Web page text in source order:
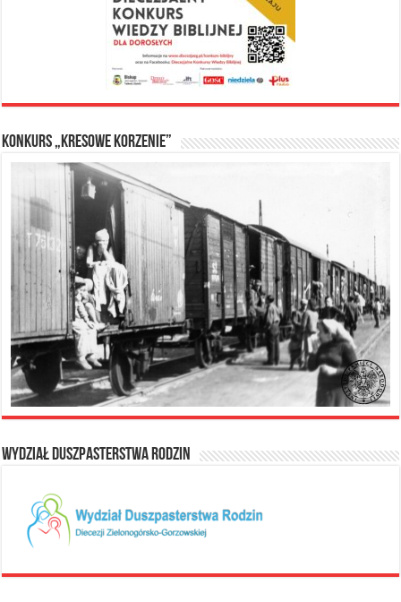
Konkurs „Kresowe Korzenie”
Wydział Duszpasterstwa Rodzin